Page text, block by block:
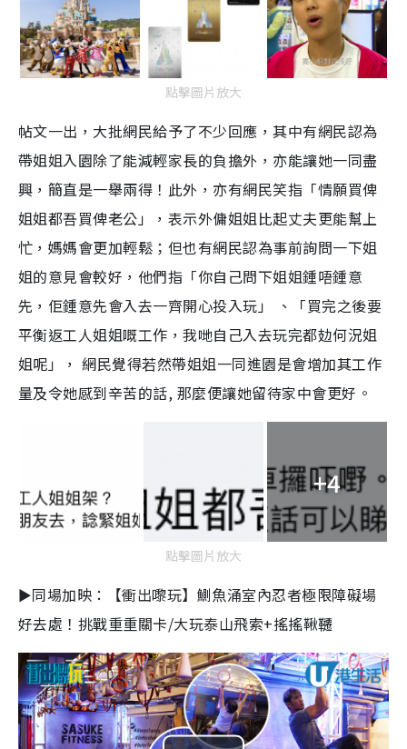
點擊圖片放大
帖文一出 ， 大批網民給予了不少回應 ，其中有網民認為
帶姐姐入園除了能減輕家長的負擔外 ， 亦能讓她一同盡
興 ， 簡直是一舉兩得 ！ 此外 ， 亦有網民笑指「情願買俾
姐姐都吾買俾老公」 ， 表示外傭姐姐比起丈夫更能幫上
忙 ，媽媽會更加輕鬆 ； 但也有網民認為事前詢問一下姐
姐的意見會較好 ， 他們指「你自己問下姐姐鍾唔鍾意
先， 佢鍾意先會入去一齊開心投入玩」 、「買完之後要
平衡返工人姐姐嘅工作，我哋自己入去玩完都攰何況姐
姐呢」，網民覺得若然帶姐姐一同進園是會增加其工作
量及令她感到辛苦的話, 那麼便讓她留待家中會更好。
+4
點擊圖片放大
►同場加映：【衝出嚟玩】鰂魚涌室內忍者極限障礙場
好去處！挑戰重重關卡/大玩泰山飛索+搖搖鞦韆